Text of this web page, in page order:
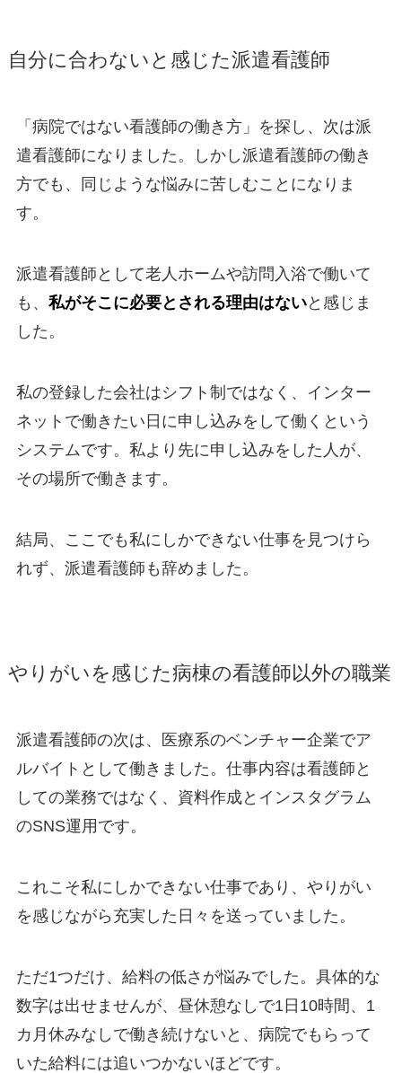
自分に合わないと感じた派遣看護師
「病院ではない看護師の働き方」を探し、次は派
遣看護師になりました。しかし派遣看護師の働き
方でも、同じような悩みに苦しむことになりま
す。
派遣看護師として老人ホームや訪問入浴で働いて
も、 私がそこに必要とされる理由はないと感じま
した。
私の登録した会社はシフト制ではなく、インター
ネットで働きたい日に申し込みをして働くという
システムです。私より先に申し込みをした人が、
その場所で働きます。
結局、ここでも私にしかできない仕事を見つけら
れず、派遣看護師も辞めました。
やりがいを感じた病棟の看護師以外の職業
派遣看護師の次は、医療系のベンチャー企業でア
ルバイトとして働きました。仕事内容は看護師と
しての業務ではなく、資料作成とインスタグラム
のSNS運用です。
これこそ私にしかできない仕事であり、やりがい
を感じながら充実した日々を送っていました。
ただ1つだけ、給料の低さが悩みでした。具体的な
数字は出せませんが、昼休憩なしで1日10時間、1
カ月休みなしで働き続けないと、病院でもらって
いた給料には追いつかないほどです。